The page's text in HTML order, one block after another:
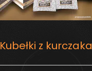
Kubełki z kurczaka